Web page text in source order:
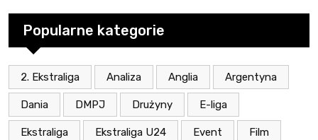
Popularne kategorie
2. Ekstraliga Analiza Anglia Argentyna
Dania DMPJ Drużyny E-liga
Ekstraliga Ekstraliga U24 Event Film